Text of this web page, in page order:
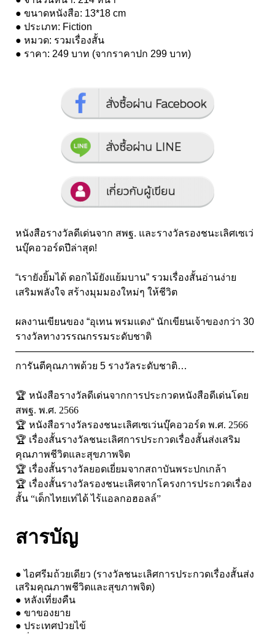
● ขนาดหนังสือ: 13*18 cm
● ประเภท: Fiction
● หมวด: รวมเรื่องสั้น
● ราคา: 249 บาท (จากราคาปก 299 บาท)
หนังสือรางวัลดีเด่นจาก สพฐ. และรางวัลรองชนะเลิศเซเว่
นบุ๊คอวอร์ดปีล่าสุด!
“เรายังยิ้มได้ ดอกไม้ยังแย้มบาน” รวมเรื่องสั้นอ่านง่าย
เสริมพลังใจ สร้างมุมมองใหม่ๆ ให้ชีวิต
ผลงานเขียนของ “อุเทน พรมแดง“ นักเขียนเจ้าของกว่า 30
รางวัลทางวรรณกรรมระดับชาติ
————————————————————————-
การันตีคุณภาพด้วย 5 รางวัลระดับชาติ…
🏆 หนังสือรางวัลดีเด่นจากการประกวดหนังสือดีเด่นโดย
สพฐ. พ.ศ. 2566
🏆 หนังสือรางวัลรองชนะเลิศเซเว่นบุ๊คอวอร์ด พ.ศ. 2566
🏆 เรื่องสั้นรางวัลชนะเลิศการประกวดเรื่องสั้นส่งเสริม
คุณภาพชีวิตและสุขภาพจิต
🏆 เรื่องสั้นรางวัลยอดเยี่ยมจากสถาบันพระปกเกล้า
🏆 เรื่องสั้นรางวัลรองชนะเลิศจากโครงการประกวดเรื่อง
สั้น “เด็กไทยเท่ได้ ไร้แอลกอฮอลล์”
สารบัญ
● ไอศรีมถ้วยเดียว (รางวัลชนะเลิศการประกวดเรื่องสั้นส่ง
เสริมคุณภาพชีวิตและสุขภาพจิต)
● หลังเที่ยงคืน
● ขาของยาย
● ประเทศป่วยไข้